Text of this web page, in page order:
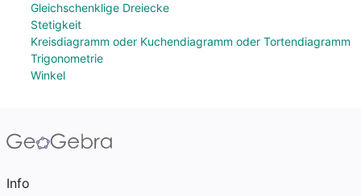
Gleichschenklige Dreiecke
Stetigkeit
Kreisdiagramm oder Kuchendiagramm oder Tortendiagramm
Trigonometrie
Winkel
Info